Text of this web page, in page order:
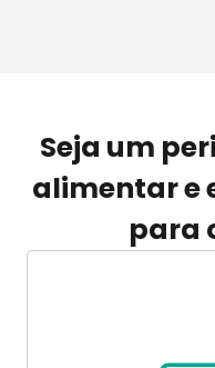
Seja um
alimentar e
para